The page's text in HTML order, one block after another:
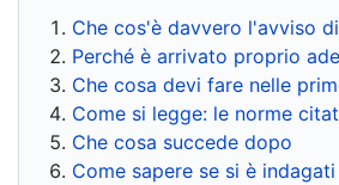
Che cos'è davvero l'avviso
Perché è arrivato proprio
Che cosa devi fare nelle
Come si legge: le norme
Che cosa succede dopo
Come sapere se si è indagati